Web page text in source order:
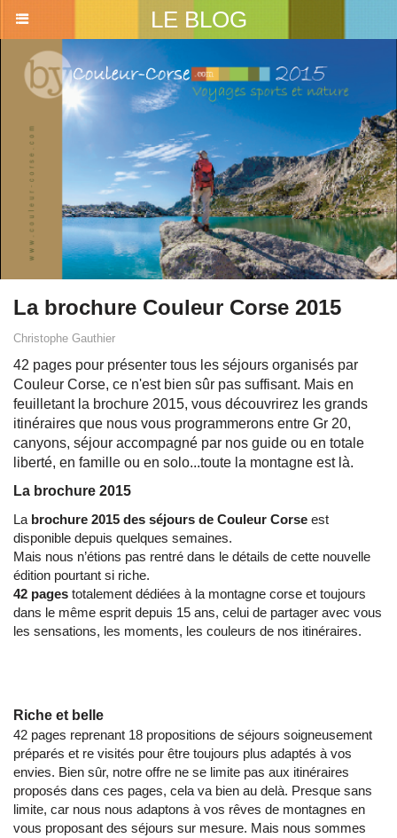
LE BLOG
La brochure Couleur Corse 2015
Christophe Gauthier
42 pages pour présenter tous les séjours organisés par
Couleur Corse, ce n'est bien sûr pas suffisant. Mais en
feuilletant la brochure 2015, vous découvrirez les grands
itinéraires que nous vous programmerons entre Gr 20,
canyons, séjour accompagné par nos guide ou en totale
liberté, en famille ou en solo...toute la montagne est là.
La brochure 2015
La brochure 2015 des séjours de Couleur Corse est
disponible depuis quelques semaines.
Mais nous n’étions pas rentré dans le détails de cette nouvelle
édition pourtant si riche.
42 pages totalement dédiées à la montagne corse et toujours
dans le même esprit depuis 15 ans, celui de partager avec vous
les sensations, les moments, les couleurs de nos itinéraires.
Riche et belle
42 pages reprenant 18 propositions de séjours soigneusement
préparés et re visités pour être toujours plus adaptés à vos
envies. Bien sûr, notre offre ne se limite pas aux itinéraires
proposés dans ces pages, cela va bien au delà. Presque sans
limite, car nous nous adaptons à vos rêves de montagnes en
vous proposant des séjours sur mesure. Mais nous sommes